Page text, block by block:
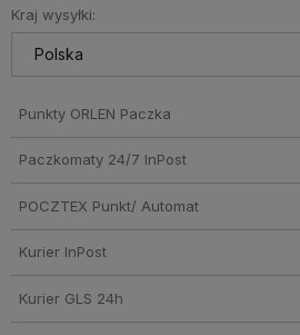
produkty które nie mieszczą się do
wchodzą w skład promocji. Koszty
pobraniowych mogą być droższe
Kraj wysyłki:
Punkty ORLEN Paczka
Paczkomaty 24/7 InPost
POCZTEX Punkt/ Automat
Kurier InPost
Kurier GLS 24h